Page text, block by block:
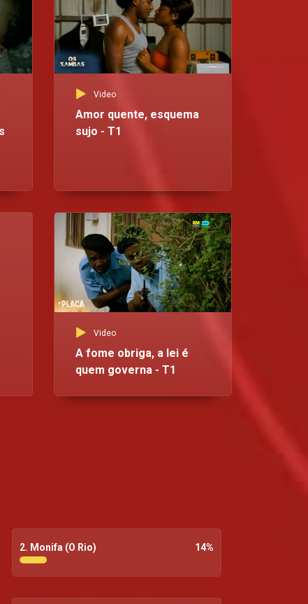
Video
Amor quente, esquema
sujo - T1
Video
A fome obriga, a lei é
quem governa - T1
2. Monifa (O Rio) 14%